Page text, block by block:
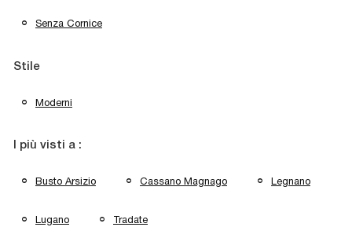
Senza Cornice
Stile
Moderni
I più visti a :
Busto Arsizio Cassano Magnago Legnano
Lugano Tradate